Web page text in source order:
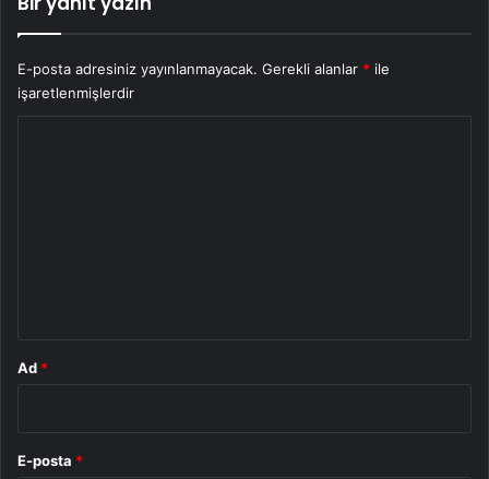
E-posta adresiniz yayınlanmayacak. Gerekli alanlar * ile
işaretlenmişlerdir
Ad *
E-posta *